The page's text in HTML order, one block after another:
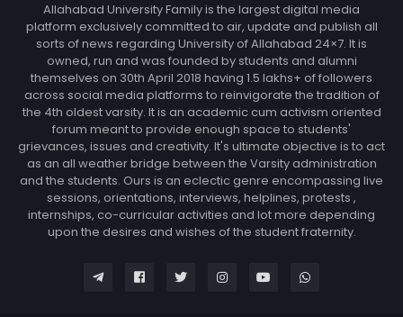
Allahabad University Family is the largest digital media
platform exclusively committed to air, update and publish all
sorts of news regarding University of Allahabad 24×7. It is
owned, run and was founded by students and alumni
themselves on 30th April 2018 having 1.5 lakhs+ of followers
across social media platforms to reinvigorate the tradition of
the 4th oldest varsity. It is an academic cum activism oriented
forum meant to provide enough space to students'
grievances, issues and creativity. It's ultimate objective is to act
as an all weather bridge between the Varsity administration
and the students. Ours is an eclectic genre encompassing live
sessions, orientations, interviews, helplines, protests ,
internships, co-curricular activities and lot more depending
upon the desires and wishes of the student fraternity.